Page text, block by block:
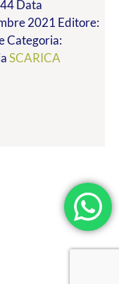
Data
2021 Editore:
Categoria:
SCARICA